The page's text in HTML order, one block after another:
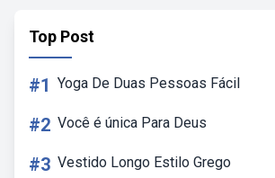
Top Post
#1 Yoga De Duas Pessoas Fácil
#2 Você é única Para Deus
#3 Vestido Longo Estilo Grego